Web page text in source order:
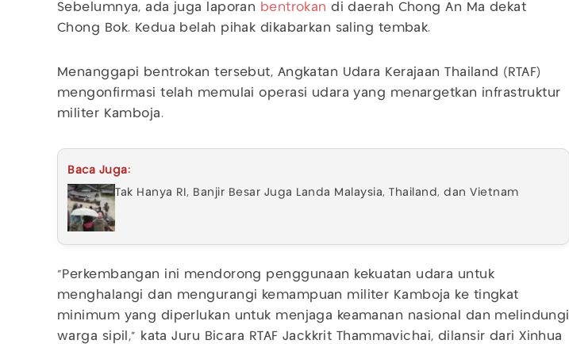
Sebelumnya, ada juga laporan bentrokan di daerah Chong An Ma dekat
Chong Bok. Kedua belah pihak dikabarkan saling tembak.
Menanggapi bentrokan tersebut, Angkatan Udara Kerajaan Thailand (RTAF)
mengonfirmasi telah memulai operasi udara yang menargetkan infrastruktur
militer Kamboja.
Baca Juga:
Tak Hanya RI, Banjir Besar Juga Landa Malaysia, Thailand, dan Vietnam
"Perkembangan ini mendorong penggunaan kekuatan udara untuk
menghalangi dan mengurangi kemampuan militer Kamboja ke tingkat
minimum yang diperlukan untuk menjaga keamanan nasional dan melindungi
warga sipil," kata Juru Bicara RTAF Jackkrit Thammavichai, dilansir dari Xinhua